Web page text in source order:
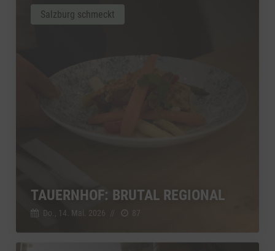
TAUERNHOF: BRUTAL REGIONAL
Do., 14. Mai. 2026 // 87
Salzburg schmeckt